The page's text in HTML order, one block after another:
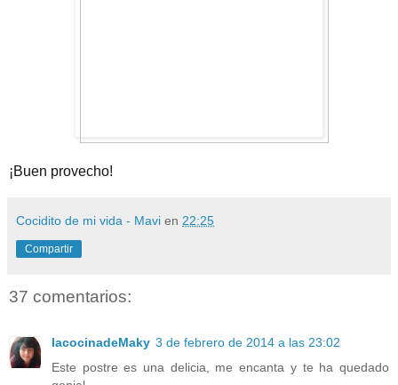
¡Buen provecho!
Cocidito de mi vida - Mavi en 22:25
Compartir
37 comentarios:
lacocinadeMaky 3 de febrero de 2014 a las 23:02
Este postre es una delicia, me encanta y te ha quedado